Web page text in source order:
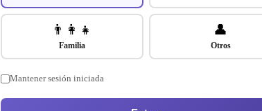
👨‍👩‍👧
Familia
👤
Otros
Mantener sesión iniciada